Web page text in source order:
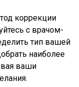
коррекции
с врачом-
тип вашей
наиболее
ваши